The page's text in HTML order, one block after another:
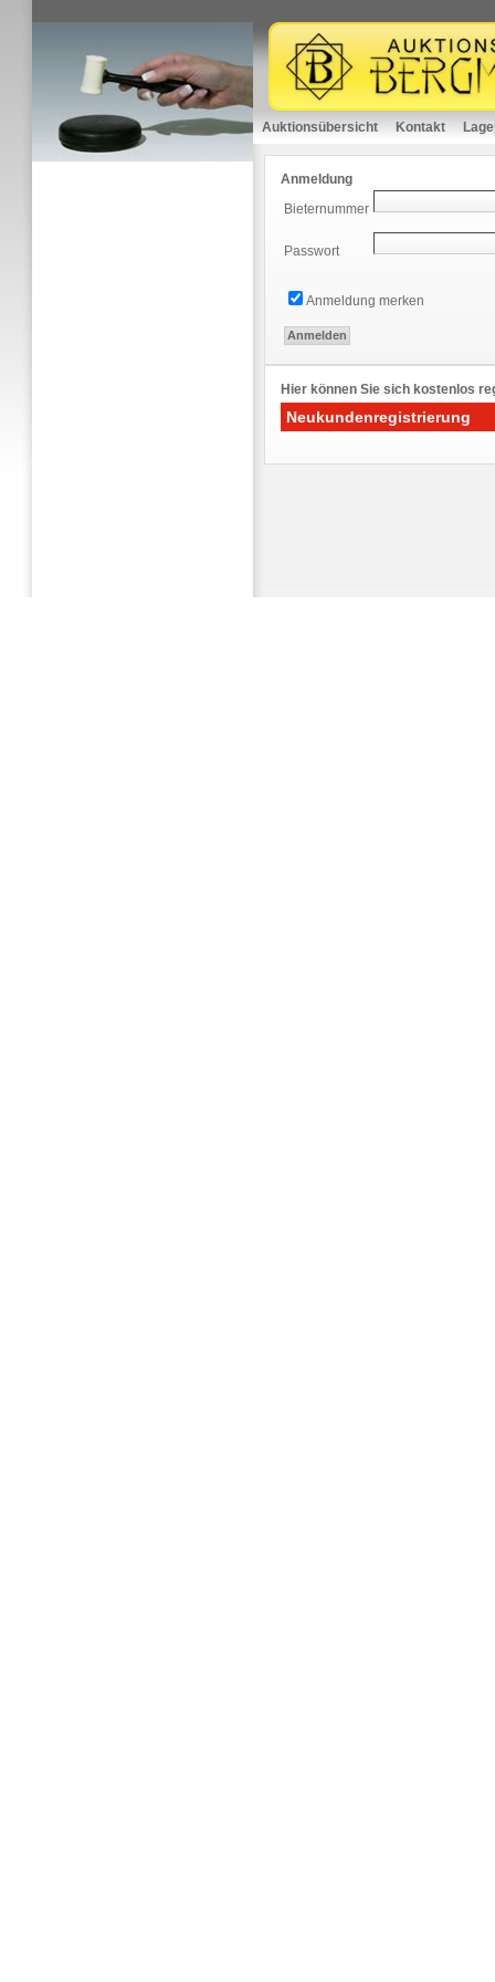
Auktionsübersicht Kontakt
Anmeldung
Bieternummer
Passwort
Anmeldung merken
Hier können Sie sich kostenlos
Neukundenregistrierung